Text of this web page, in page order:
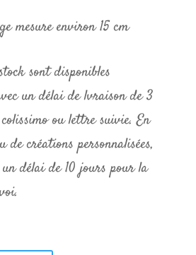
mesure environ 15 cm
sont disponibles
un délai de lvraison de 3
ou lettre suivie. En
de créations personnalisées,
délai de 10 jours pour la